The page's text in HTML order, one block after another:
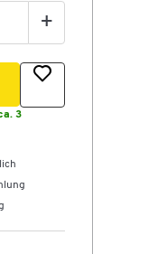
+
3